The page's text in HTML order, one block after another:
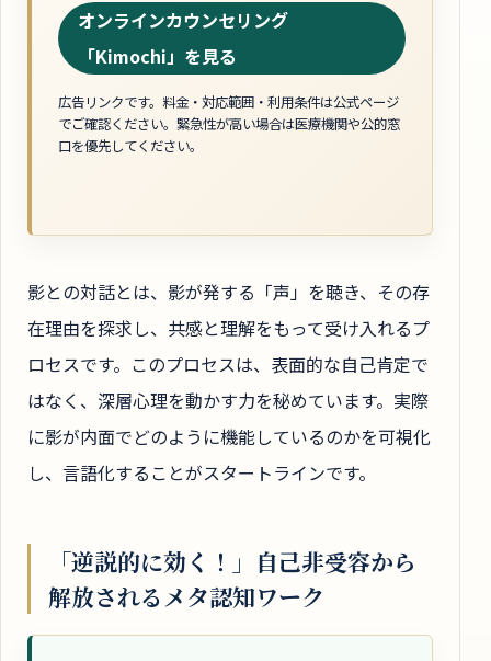
オンラインカウンセリング
「Kimochi」を見る
広告リンクです。料金・対応範囲・利用条件は公式ページ
でご確認ください。緊急性が高い場合は医療機関や公的窓
口を優先してください。
影との対話とは、影が発する「声」を聴き、その存
在理由を探求し、共感と理解をもって受け入れるプ
ロセスです。このプロセスは、表面的な自己肯定で
はなく、深層心理を動かす力を秘めています。実際
に影が内面でどのように機能しているのかを可視化
し、言語化することがスタートラインです。
「逆説的に効く！」自己非受容から
解放されるメタ認知ワーク